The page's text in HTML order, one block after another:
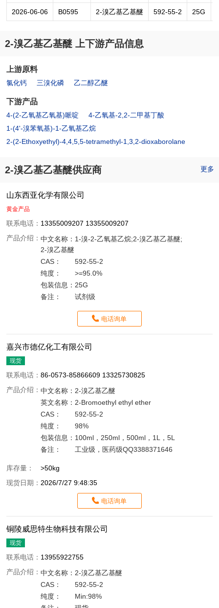
2026-06-06 B0595 2-溴乙基乙基醚 592-55-2 25G
2-溴乙基乙基醚 上下游产品信息
上游原料
氯化钙 三溴化磷 乙二醇乙醚
下游产品
4-(2-乙氧基乙氧基)哌啶
4-乙氧基-2,2-二甲基丁酸
1-(4'-溴苯氧基)-1-乙氧基乙烷
2-(2-Ethoxyethyl)-4,4,5,5-tetramethyl-1,3,2-dioxaborolane
2-溴乙基乙基醚供应商 更多
山东西亚化学有限公司
黄金产品
联系电话： 13355009207 13355009207
产品介绍：中文名称： 1-溴-2-乙氧基乙烷;2-溴乙基乙基醚;
2-溴乙基醚
CAS：
592-55-2
纯度：
>=95.0%
包装信息： 25G
备注：
试剂级
电话询单
嘉兴市德亿化工有限公司
现货
联系电话：86-0573-85866609 13325730825
产品介绍：中文名称： 2-溴乙基乙醚
英文名称： 2-Bromoethyl ethyl ether
CAS：
592-55-2
纯度：
98%
包装信息： 100ml，250ml，500ml，1L，5L
备注：
工业级，医药级QQ3388371646
库存量：
>50kg
现货日期： 2026/7/27 9:48:35
电话询单
铜陵威思特生物科技有限公司
现货
联系电话： 13955922755
产品介绍：中文名称： 2-溴乙基乙基醚
CAS：
592-55-2
纯度：
Min:98%